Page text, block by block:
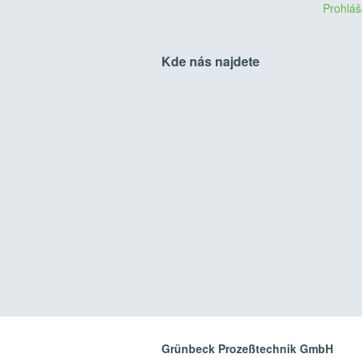
Kde nás najdete
Grünbeck Prozeßtechnik GmbH